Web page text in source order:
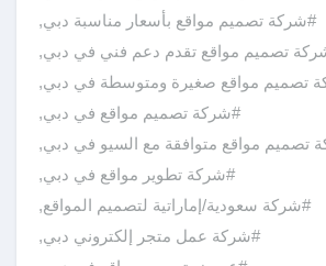
#شركة تصميم مواقع بأسعار مناسبة دبي,
تصميم مواقع تقدم دعم فني في دبي,
تصميم مواقع صغيرة ومتوسطة في دبي,
#شركة تصميم مواقع في دبي,
تصميم مواقع متوافقة مع السيو في دبي,
#شركة تطوير مواقع في دبي,
#شركة سعودية/إماراتية لتصميم المواقع,
#شركة عمل متجر إلكتروني دبي,